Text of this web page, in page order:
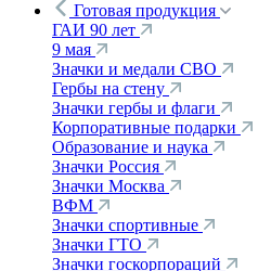
Готовая продукция
ГАИ 90 лет
9 мая
Значки и медали СВО
Гербы на стену
Значки гербы и флаги
Корпоративные подарки
Образование и наука
Значки Россия
Значки Москва
ВФМ
Значки спортивные
Значки ГТО
Значки госкорпораций